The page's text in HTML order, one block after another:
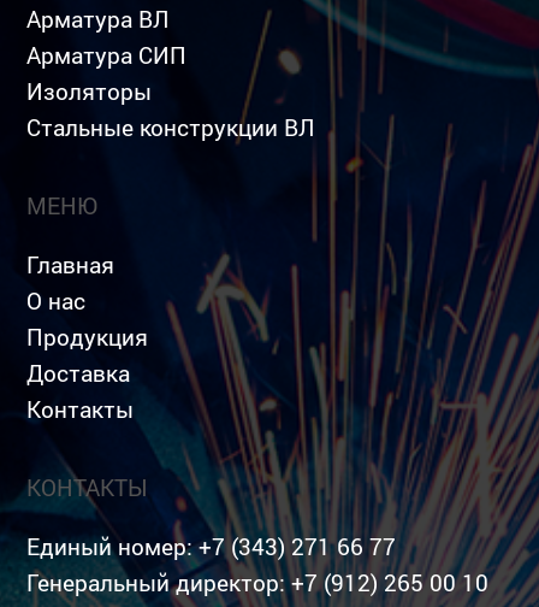
Арматура ВЛ
Арматура СИП
Изоляторы
Стальные конструкции ВЛ
МЕНЮ
Главная
О нас
Продукция
Доставка
Контакты
КОНТАКТЫ
Единый номер:+7 (343) 271 66 77
Генеральный директор:+7 (912) 265 00 10